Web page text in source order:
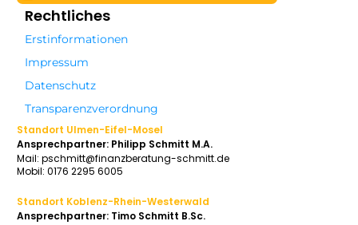
Rechtliches
Erstinformationen
Impressum
Datenschutz
Transparenzverordnung
Standort Ulmen-Eifel-Mosel
Ansprechpartner: Philipp Schmitt M.A.
Mail: pschmitt@finanzberatung-schmitt.de
Mobil: 0176 2295 6005
Standort Koblenz-Rhein-Westerwald
Ansprechpartner: Timo Schmitt B.Sc.